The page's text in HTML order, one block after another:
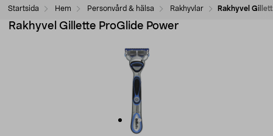
Startsida Hem Personvård & hälsa Rakhyvlar Rakhyvel
Rakhyvel Gillette ProGlide Power